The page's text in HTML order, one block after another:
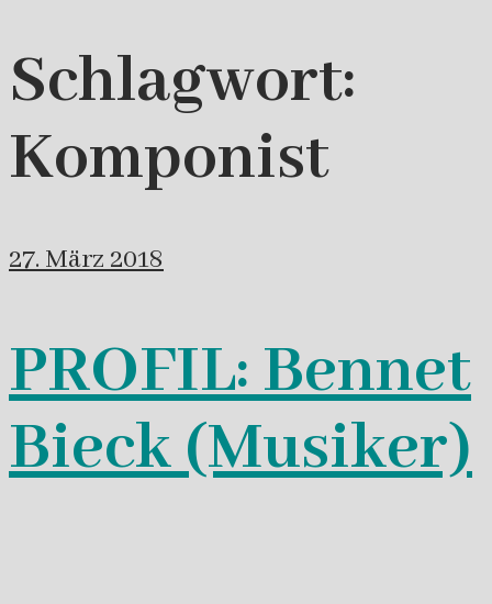
Schlagwort:
Komponist
27. März 2018
PROFIL: Bennet
Bieck (Musiker)